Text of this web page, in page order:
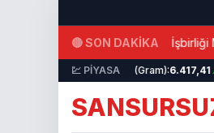
🔴 SON DAKİKA
Erdoğan’dan İran’a İşbirliği Mesajları:
💹 PİYASA
🥇Altın (Gram):6.417,41▲